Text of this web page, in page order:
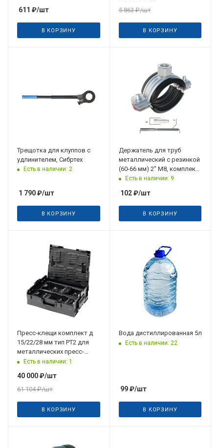
611 ₽/шт
В КОРЗИНУ
5 863₽/шт
В КОРЗИНУ
Трещотка для клуппов с
удлинителем, Сибртех
Есть в наличии: 2
1 790₽/шт
В КОРЗИНУ
Держатель для труб
металлический с резинкой
(60-66 мм) 2" M8, комплект
дюбель, шуруп Metaksan
Есть в наличии: 9
102₽/шт
В КОРЗИНУ
Пресс-клещи комплект д
15/22/28 мм тип PT2 для
металлических пресс-
систем, VIEGA
Есть в наличии: 1
40 000₽/шт
61 104₽/шт
В КОРЗИНУ
Вода дистиллированная 5л
Есть в наличии: 22
99₽/шт
В КОРЗИНУ